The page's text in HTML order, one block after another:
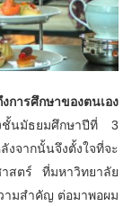
การศึกษาของตนเอง
ชั้นมัธยมศึกษาปีที่ 3
งจากนั้นจึงตั้งใจที่จะ
าสตร์ ที่มหาวิทยาลัย
ามสำคัญ ต่อมาพอผม